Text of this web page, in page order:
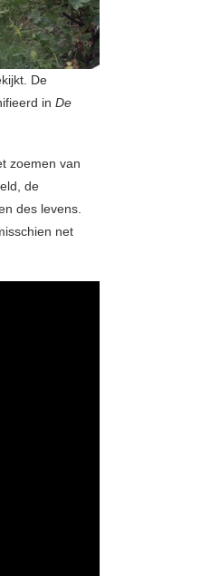
De
in De
zoemen van
de
des levens.
net